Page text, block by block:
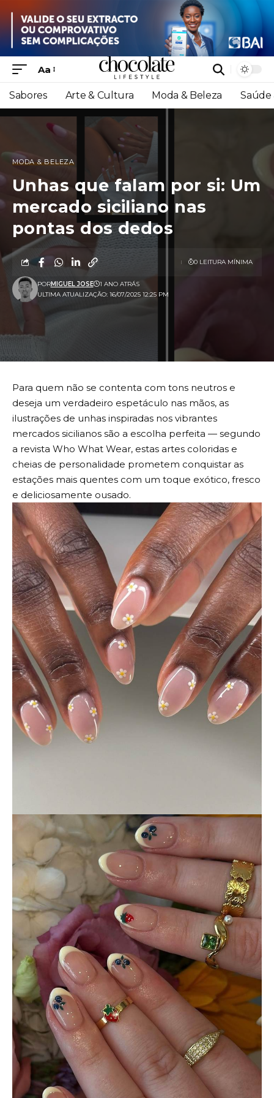
Aa
Sabores Arte & Cultura Moda & Beleza Saúde
MODA & BELEZA
Unhas que falam por si: Um
mercado siciliano nas
pontas dos dedos
ULTIMA ATUALIZAÇÃO: 16/07/2025 12:25 PM
PORMIGUEL JOSE 1 ANO ATRÁS
0 LEITURA MÍNIMA
Para quem não se contenta com tons neutros e
deseja um verdadeiro espetáculo nas mãos, as
ilustrações de unhas inspiradas nos vibrantes
mercados sicilianos são a escolha perfeita — segundo
a revista Who What Wear, estas artes coloridas e
cheias de personalidade prometem conquistar as
estações mais quentes com um toque exótico, fresco
e deliciosamente ousado.